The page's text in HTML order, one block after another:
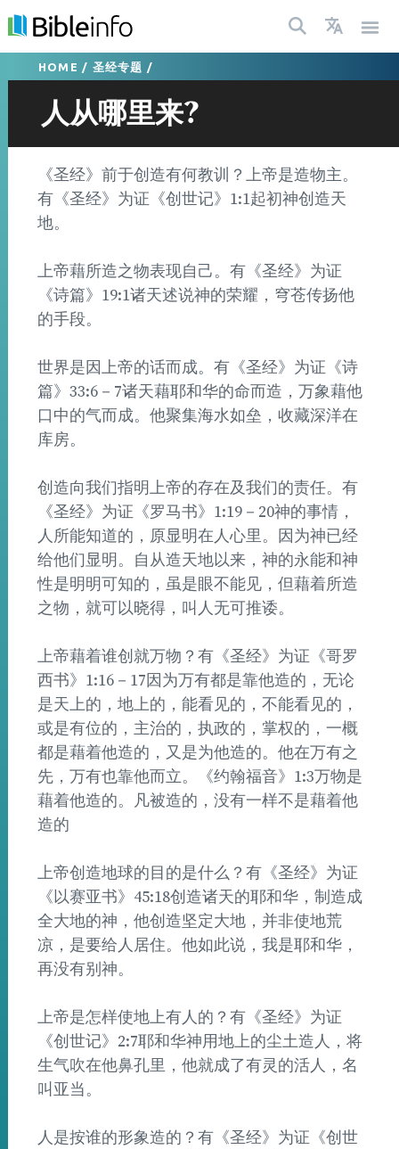
HOME / 圣经专题 /
人从哪里来?
《圣经》前于创造有何教训？上帝是造物主。
有《圣经》为证《创世记》1:1起初神创造天
地。
上帝藉所造之物表现自己。有《圣经》为证
《诗篇》19:1诸天述说神的荣耀，穹苍传扬他
的手段。
世界是因上帝的话而成。有《圣经》为证《诗
篇》33:6－7诸天藉耶和华的命而造，万象藉他
口中的气而成。他聚集海水如垒，收藏深洋在
库房。
创造向我们指明上帝的存在及我们的责任。有
《圣经》为证《罗马书》1:19－20神的事情，
人所能知道的，原显明在人心里。因为神已经
给他们显明。自从造天地以来，神的永能和神
性是明明可知的，虽是眼不能见，但藉着所造
之物，就可以晓得，叫人无可推诿。
上帝藉着谁创就万物？有《圣经》为证《哥罗
西书》1:16－17因为万有都是靠他造的，无论
是天上的，地上的，能看见的，不能看见的，
或是有位的，主治的，执政的，掌权的，一概
都是藉着他造的，又是为他造的。他在万有之
先，万有也靠他而立。《约翰福音》1:3万物是
藉着他造的。凡被造的，没有一样不是藉着他
造的
上帝创造地球的目的是什么？有《圣经》为证
《以赛亚书》45:18创造诸天的耶和华，制造成
全大地的神，他创造坚定大地，并非使地荒
凉，是要给人居住。他如此说，我是耶和华，
再没有别神。
上帝是怎样使地上有人的？有《圣经》为证
《创世记》2:7耶和华神用地上的尘土造人，将
生气吹在他鼻孔里，他就成了有灵的活人，名
叫亚当。
人是按谁的形象造的？有《圣经》为证《创世